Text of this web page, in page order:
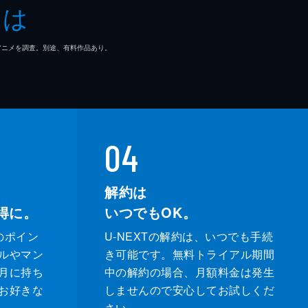
マルケイ
・ガプトン
・パティル
ン・チャゼル
ン・チャゼル
を調査。別途、有料作品あり。
。
ポイン
やマン
に持ち
好きな
04
解約は
いつでもOK。
U-NEXTの解約は、いつでも手続
き可能です。無料トライアル期間
中の解約の場合、月額料金は発生
しませんので安心してお試しくだ